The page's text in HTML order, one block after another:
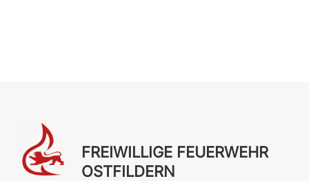
FREIWILLIGE FEUERWEHR
OSTFILDERN